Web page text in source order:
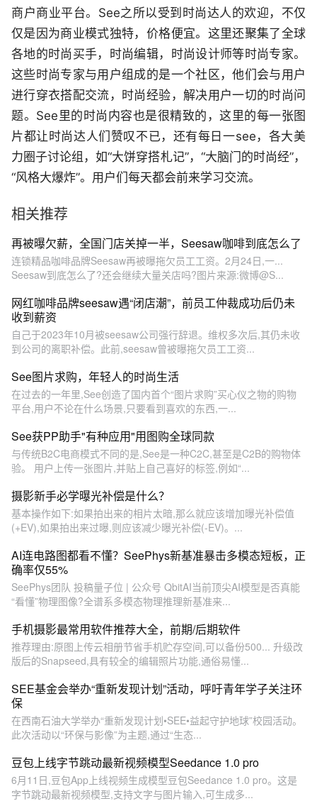
商户商业平台。See之所以受到时尚达人的欢迎，不仅
仅是因为商业模式独特，价格便宜。这里还聚集了全球
各地的时尚买手，时尚编辑，时尚设计师等时尚专家。
这些时尚专家与用户组成的是一个社区，他们会与用户
进行穿衣搭配交流，时尚经验，解决用户一切的时尚问
题。See里的时尚内容也是很精致的，这里的每一张图
片都让时尚达人们赞叹不已，还有每日一see，各大美
力圈子讨论组，如“大饼穿搭札记”，“大脑门的时尚经”，
“风格大爆炸”。用户们每天都会前来学习交流。
相关推荐
再被曝欠薪，全国门店关掉一半，Seesaw咖啡到底怎么了
连锁精品咖啡品牌Seesaw再被曝拖欠员工工资。2月24日,一...
Seesaw到底怎么了?还会继续大量关店吗?图片来源:微博@S...
网红咖啡品牌seesaw遇“闭店潮”，前员工仲裁成功后仍未
收到薪资
自己于2023年10月被seesaw公司强行辞退。维权多次后,其仍未收
到公司的离职补偿。此前,seesaw曾被曝拖欠员工工资...
See图片求购，年轻人的时尚生活
在过去的一年里,See创造了国内首个“图片求购”买心仪之物的购物
平台,用户不论在什么场景,只要看到喜欢的东西,一...
See获PP助手"有种应用"用图购全球同款
与传统B2C电商模式不同的是,See是一种C2C,甚至是C2B的购物体
验。 用户上传一张图片,并贴上自己喜好的标签,例如“...
摄影新手必学曝光补偿是什么？
基本操作如下:如果拍出来的相片太暗,那么就应该增加曝光补偿值
(+EV),如果拍出来过曝,则应该减少曝光补偿(-EV)。...
AI连电路图都看不懂？SeePhys新基准暴击多模态短板，正
确率仅55%
SeePhys团队 投稿量子位 | 公众号 QbitAI当前顶尖AI模型是否真能
“看懂”物理图像?全谱系多模态物理推理新基准来...
手机摄影最常用软件推荐大全，前期/后期软件
推荐理由:原图上传云相册节省手机贮存空间,可以备份500... 升级改
版后的Snapseed,具有较全的编辑照片功能,通俗易懂...
SEE基金会举办“重新发现计划”活动，呼吁青年学子关注环
保
在西南石油大学举办“重新发现计划•SEE•益起守护地球”校园活动。
此次活动以“环保与影像”为主题,通过“生态...
豆包上线字节跳动最新视频模型Seedance 1.0 pro
6月11日,豆包App上线视频生成模型豆包Seedance 1.0 pro。这是
字节跳动最新视频模型,支持文字与图片输入,可生成多...